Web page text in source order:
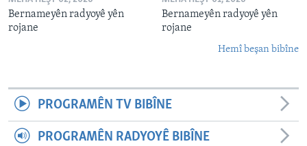
Bernameyên radyoyê yên
rojane
Bernameyên radyoyê yên
rojane
Hemî beşan bibîne
PROGRAMÊN TV BIBÎNE
PROGRAMÊN RADYOYÊ BIBÎNE